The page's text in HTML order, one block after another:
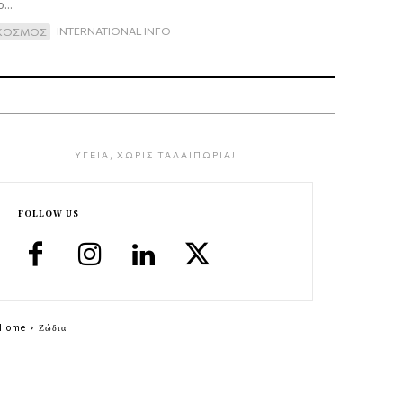
INTERNATIONAL INFO
ΥΓΕΙΑ, ΧΩΡΙΣ ΤΑΛΑΙΠΩΡΙΑ!
FOLLOW US
Ζώδια